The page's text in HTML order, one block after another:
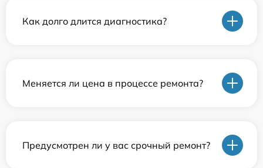
Как долго длится диагностика?
Меняется ли цена в процессе ремонта?
Предусмотрен ли у вас срочный ремонт?